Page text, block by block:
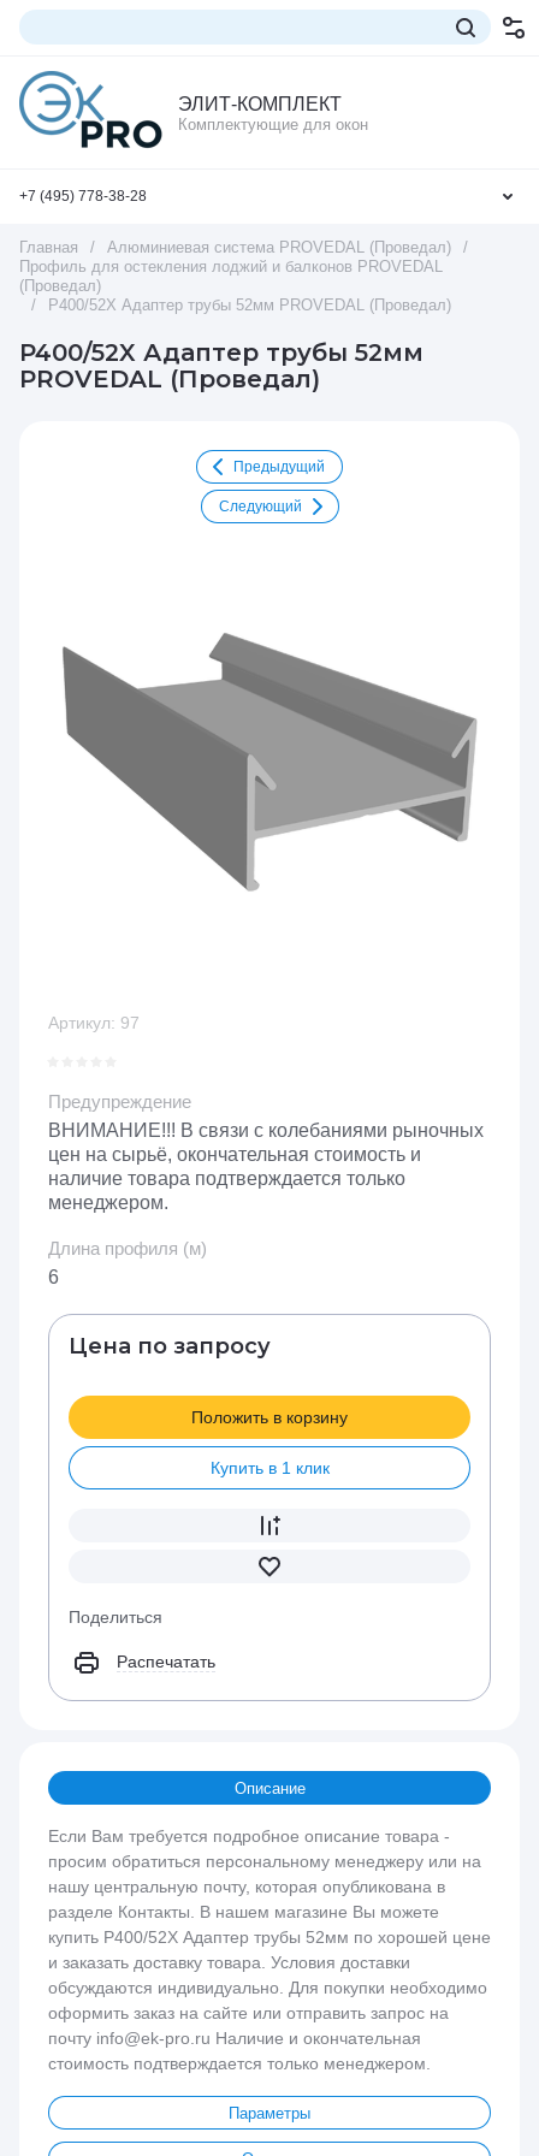
ЭЛИТ-КОМПЛЕКТ
Комплектующие для окон
+7 (495) 778-38-28
Главная / Алюминиевая система PROVEDAL (Проведал)
/
Профиль для остекления лоджий и балконов PROVEDAL
(Проведал)
/
P400/52X Адаптер трубы 52мм PROVEDAL (Проведал)
P400/52X Адаптер трубы 52мм
PROVEDAL (Проведал)
Предыдущий
Следующий
Артикул: 97
Предупреждение
ВНИМАНИЕ!!! В связи с колебаниями рыночных
цен на сырьё, окончательная стоимость и
наличие товара подтверждается только
менеджером.
Длина профиля (м)
6
Цена по запросу
Положить в корзину
Купить в 1 клик
Поделиться
Распечатать
Описание
Если Вам требуется подробное описание товара -
просим обратиться персональному менеджеру или на
нашу центральную почту, которая опубликована в
разделе Контакты. В нашем магазине Вы можете
купить P400/52X Адаптер трубы 52мм по хорошей цене
и заказать доставку товара. Условия доставки
обсуждаются индивидуально. Для покупки необходимо
оформить заказ на сайте или отправить запрос на
почту info@ek-pro.ru Наличие и окончательная
стоимость подтверждается только менеджером.
Параметры